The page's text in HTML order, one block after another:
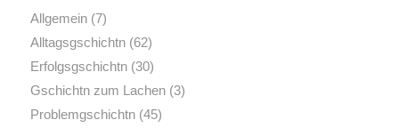
Allgemein(7)
Alltagsgschichtn(62)
Erfolgsgschichtn(30)
Gschichtn zum Lachen(3)
Problemgschichtn(45)